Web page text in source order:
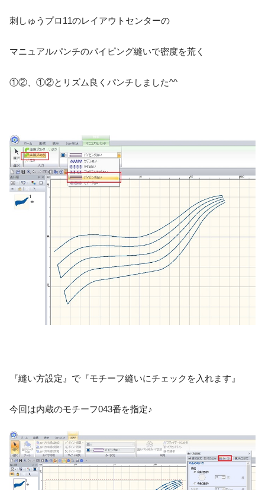
刺しゅうプロ11のレイアウトセンターの
マニュアルパンチのパイピング縫いで密度を荒く
①②、①②とリズム良くパンチしました^^
『縫い方設定』で『モチーフ縫いにチェックを入れます』
今回は内蔵のモチーフ043番を指定♪